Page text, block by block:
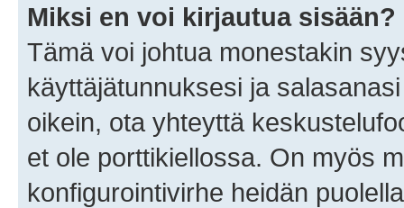
Miksi en voi kirjautua sisään?
Tämä voi johtua monestakin
käyttäjätunnuksesi ja
oikein, ota yhteyttä
et ole porttikiellossa. On myös
konfigurointivirhe heidän